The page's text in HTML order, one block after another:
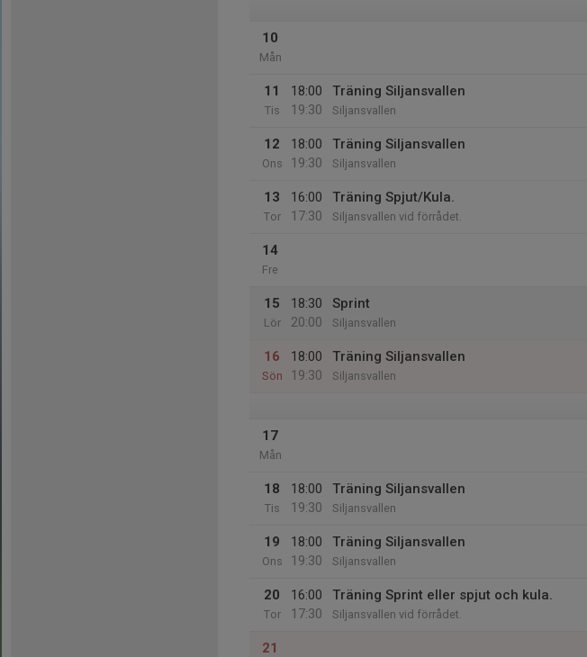
10
Mån
11
Tis
18:00
19:30
Träning Siljansvallen
Siljansvallen
12
Ons
18:00
19:30
Träning Siljansvallen
Siljansvallen
13
Tor
16:00
17:30
Träning Spjut/Kula.
Siljansvallen vid förrådet.
14
Fre
15
Lör
18:30
20:00
Sprint
Siljansvallen
16
Sön
18:00
19:30
Träning Siljansvallen
Siljansvallen
17
Mån
18
Tis
18:00
19:30
Träning Siljansvallen
Siljansvallen
19
Ons
18:00
19:30
Träning Siljansvallen
Siljansvallen
20
Tor
16:00
17:30
Träning Sprint eller spjut och kula.
Siljansvallen vid förrådet.
21